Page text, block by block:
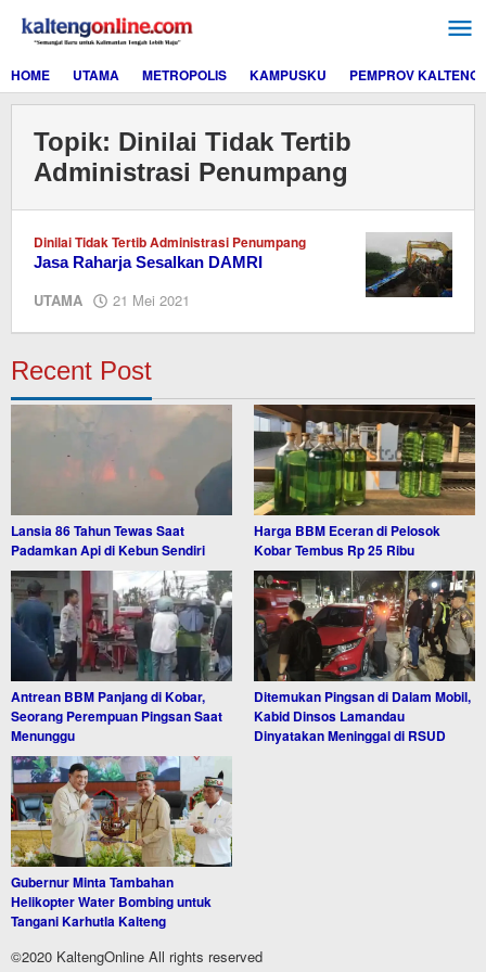
konten
HOME
UTAMA METROPOLIS KAMPUSKU PEMPROV KALTENG
Topik: Dinilai Tidak Tertib
Administrasi Penumpang
Dinilai Tidak Tertib Administrasi Penumpang
Jasa Raharja Sesalkan DAMRI
UTAMA 21 Mei 2021
kaltengonline.com
Recent Post
Lansia 86 Tahun Tewas Saat
Padamkan Api di Kebun Sendiri
Harga BBM Eceran di Pelosok
Kobar Tembus Rp 25 Ribu
Antrean BBM Panjang di Kobar,
Seorang Perempuan Pingsan Saat
Menunggu
Ditemukan Pingsan di Dalam Mobil,
Kabid Dinsos Lamandau
Dinyatakan Meninggal di RSUD
Gubernur Minta Tambahan
Helikopter Water Bombing untuk
Tangani Karhutla Kalteng
©2020 KaltengOnline All rights reserved